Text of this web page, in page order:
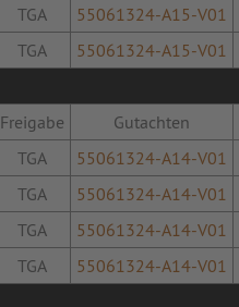
TGA
55061324-A15-V01
TGA
55061324-A15-V01
Freigabe Gutachten
TGA
55061324-A14-V01
TGA
55061324-A14-V01
TGA
55061324-A14-V01
TGA
55061324-A14-V01